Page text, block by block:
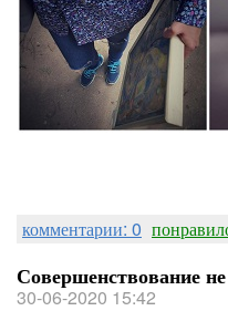
комментарии: 0
Совершенствование
30-06-2020 15:42